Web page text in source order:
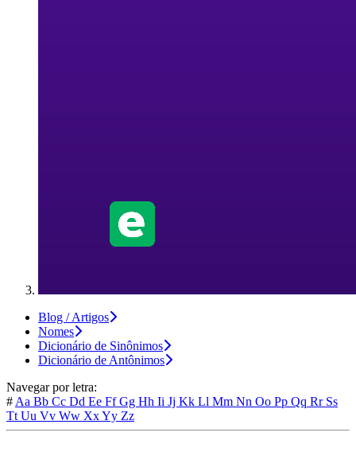
Blog / Artigos
Nomes
Dicionário de Sinônimos
Dicionário de Antônimos
Navegar por letra:
# Aa Bb Cc Dd Ee FfGg Hh Ii Jj Kk Ll Mm Nn Oo Pp Qq Rr Ss
Tt Uu Vv Ww XxYy Zz